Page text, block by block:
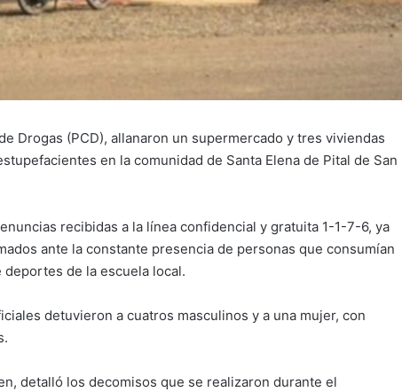
Drogas (PCD), allanaron un supermercado y tres viviendas
en la comunidad de Santa Elena de Pital de San
recibidas a la línea confidencial y gratuita 1-1-7-6, ya
ante la constante presencia de personas que consumían
de la escuela local.
detuvieron a cuatros masculinos y a una mujer, con
detalló los decomisos que se realizaron durante el